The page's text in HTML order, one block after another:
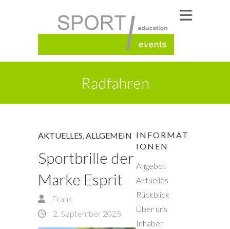
Radfahren
AKTUELLES,ALLGEMEIN
Sportbrille der
Marke Esprit
Frank
2. September 2025
INFORMAT
IONEN
Angebot
Aktuelles
Rückblick
Über uns
Inhaber